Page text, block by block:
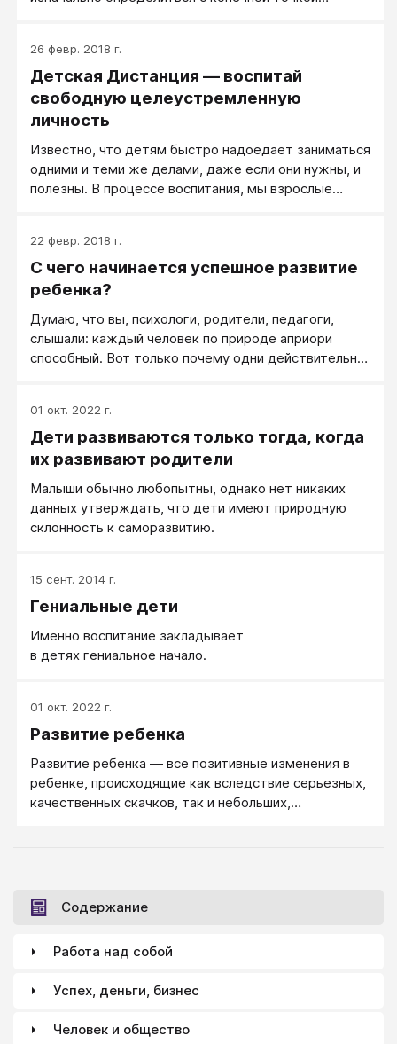
26 февр. 2018 г.
Детская Дистанция — воспитай
свободную целеустремленную
личность
Известно, что детям быстро надоедает заниматься
одними и теми же делами, даже если они нужны, и
полезны. В процессе воспитания, мы взрослые
обычно передаются по наследству, но они не всегда
эффективны. Меняются времена, меняемся и мы
вместе с ними.
22 февр. 2018 г.
С чего начинается успешное развитие
ребенка?
Думаю, что вы, психологи, родители, педагоги,
слышали: каждый человек по природе априори
способный. Вот только почему одни действительно
01 окт. 2022 г.
Дети развиваются только тогда, когда
их развивают родители
Малыши обычно любопытны, однако нет никаких
данных утверждать, что дети имеют природную
склонность к саморазвитию.
15 сент. 2014 г.
Гениальные дети
Именно воспитание закладывает
в детях гениальное начало.
01 окт. 2022 г.
Развитие ребенка
Развитие ребенка — все позитивные изменения в
ребенке, происходящие как вследствие серьезных,
качественных скачков, так и небольших,
ребенка и как развивать у ребенка способности и
склонности?
Содержание
Работа над собой
Успех, деньги, бизнес
Человек и общество